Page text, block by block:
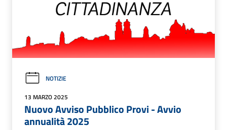
NOTIZIE
13 MARZO 2025
Nuovo Avviso Pubblico Provi - Avvio
annualità 2025